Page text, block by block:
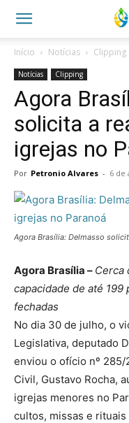
Início Notícias Clipping
Notícias Clipping
Agora
solicita a
igrejas no
Por Petronio Alvares - 6 de
Agora Brasília: Delmasso
Agora Brasília – Cerca
capacidade de até 199
fechadas
No dia 30 de julho, o
Legislativa, deputado
enviou o ofício nº
Civil, Gustavo Rocha,
igrejas menores no
cultos, missas e